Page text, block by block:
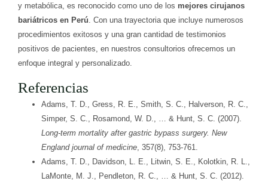
y metabólica, es reconocido como uno de los mejores cirujanos
bariátricos en Perú . Con una trayectoria que incluye numerosos
procedimientos exitosos y una gran cantidad de testimonios
positivos de pacientes, en nuestros consultorios ofrecemos un
enfoque integral y personalizado.
Referencias
Adams, T. D., Gress, R. E., Smith, S. C., Halverson, R. C.,
Simper, S. C., Rosamond, W. D., … & Hunt, S. C. (2007).
Long-term mortality after gastric bypass surgery. New
England journal of medicine , 357(8), 753-761.
Adams, T. D., Davidson, L. E., Litwin, S. E., Kolotkin, R. L.,
LaMonte, M. J., Pendleton, R. C., … & Hunt, S. C. (2012).